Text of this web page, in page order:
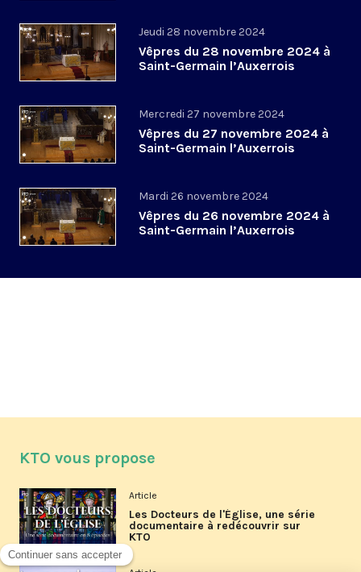
Jeudi 28 novembre 2024
Vêpres du 28 novembre 2024 à
Saint-Germain l’Auxerrois
Mercredi 27 novembre 2024
Vêpres du 27 novembre 2024 à
Saint-Germain l’Auxerrois
Mardi 26 novembre 2024
Vêpres du 26 novembre 2024 à
Saint-Germain l’Auxerrois
KTO vous propose
Article
Les Docteurs de l'Église, une série
documentaire à redécouvrir sur
KTO